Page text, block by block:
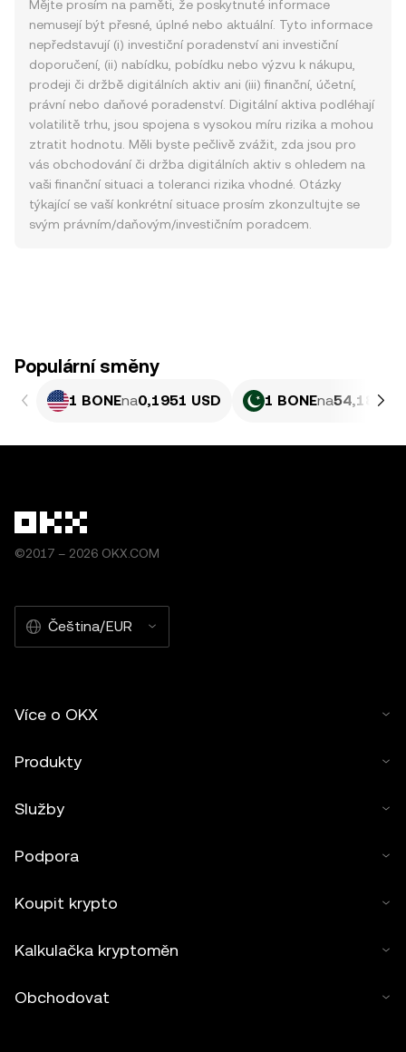
Mějte prosím na paměti, že poskytnuté informace
nemusejí být přesné, úplné nebo aktuální. Tyto informace
nepředstavují (i) investiční poradenství ani investiční
doporučení, (ii) nabídku, pobídku nebo výzvu k nákupu,
prodeji či držbě digitálních aktiv ani (iii) finanční, účetní,
právní nebo daňové poradenství. Digitální aktiva podléhají
volatilitě trhu, jsou spojena s vysokou míru rizika a mohou
ztratit hodnotu. Měli byste pečlivě zvážit, zda jsou pro
vás obchodování či držba digitálních aktiv s ohledem na
vaši finanční situaci a toleranci rizika vhodné. Otázky
týkající se vaší konkrétní situace prosím zkonzultujte se
svým právním/daňovým/investičním poradcem.
Populární směny
1 BONEna0,1951 USD 1 BONEna54,18 PKR
©2017 – 2026 OKX.COM
Čeština/EUR
Více o OKX
Produkty
Služby
Podpora
Koupit krypto
Kalkulačka kryptoměn
Obchodovat